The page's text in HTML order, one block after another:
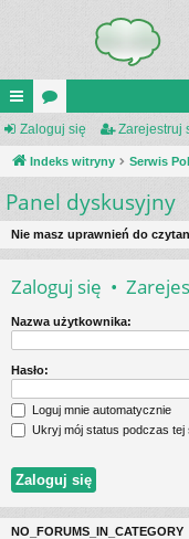
UI
C
K
_L
IN
K
S
or
a
Zaloguj się Zarejestruj
Indeks witryny Serwis
Panel dyskusyjny
Nie masz uprawnień do
Zaloguj się •
Nazwa użytkownika:
Hasło:
Loguj mnie automatycznie
Ukryj mój status podczas tej
NO_FORUMS_IN_CATEGORY